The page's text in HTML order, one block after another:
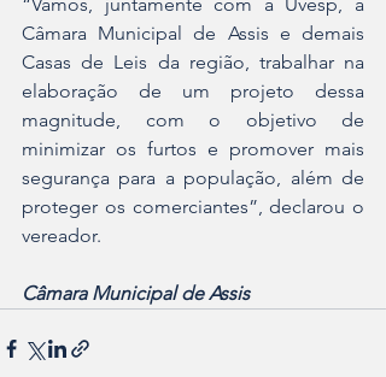
Câmara Municipal de Assis e demais
Casas de Leis da região, trabalhar na
elaboração de um projeto dessa
magnitude, com o objetivo de
minimizar os furtos e promover mais
segurança para a população, além de
proteger os comerciantes”, declarou o
vereador.
Câmara Municipal de Assis